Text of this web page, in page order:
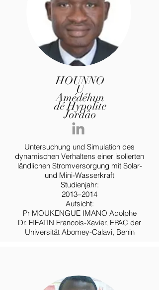
HOUNNO
U
Amédéhun
dé Hypolite
Jordâo
Untersuchung und Simulation des
dynamischen Verhaltens einer isolierten
ländlichen Stromversorgung mit Solar-
und Mini-Wasserkraft
Studienjahr:
2013–2014
Aufsicht:
Pr MOUKENGUE IMANO Adolphe
Dr. FIFATIN Francois-Xavier, EPAC der
Universität Abomey-Calavi, Benin